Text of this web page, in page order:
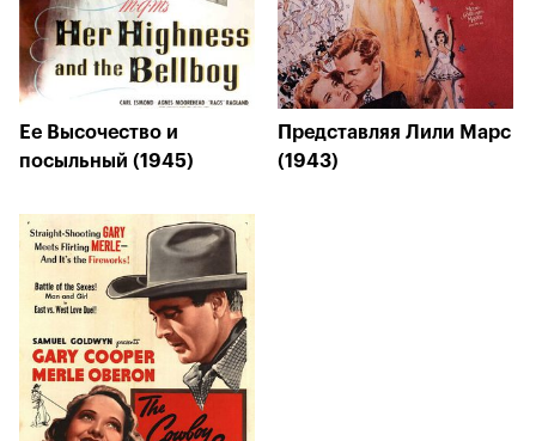
Ее Высочество и
посыльный (1945)
Представляя Лили Марс
(1943)